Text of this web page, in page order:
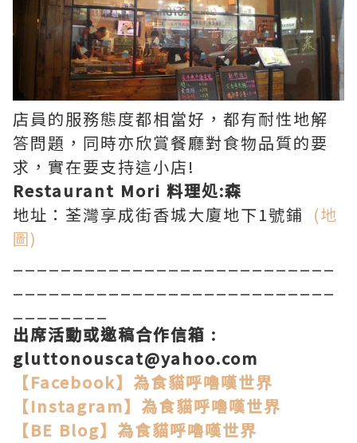
店員的服務態度都相當好，都有耐性地解
答問題，同時亦欣賞餐廳對食物品質的要
求，實在要支持這小店!
Restaurant Mori 料理処:森
地址：荃灣享成街香城大廈地下1號鋪 (地
圖)
出席活動或邀稿合作信箱 :
gluttonouscat@yahoo.com
【Facebook】 為食貓呼嚕嘆世界
【Instagram】 為食貓呼嚕嘆世界
【BE Blog】 為食貓呼嚕嘆世界